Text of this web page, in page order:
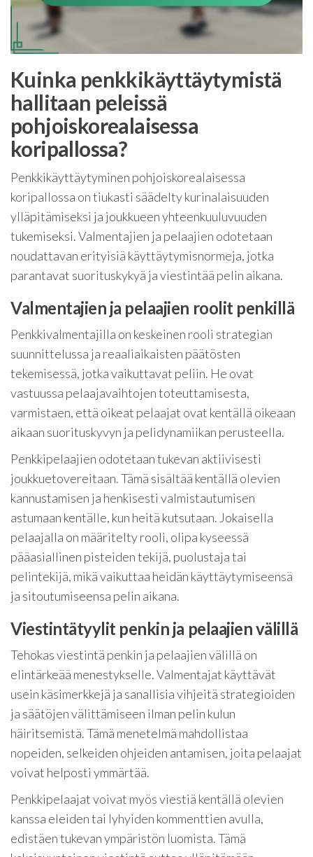
Kuinka penkkikäyttäytymistä
hallitaan peleissä
pohjoiskorealaisessa
koripallossa?
Penkkikäyttäytyminen pohjoiskorealaisessa
koripallossa on tiukasti säädelty kurinalaisuuden
ylläpitämiseksi ja joukkueen yhteenkuuluvuuden
tukemiseksi. Valmentajien ja pelaajien odotetaan
noudattavan erityisiä käyttäytymisnormeja, jotka
parantavat suorituskykyä ja viestintää pelin aikana.
Valmentajien ja pelaajien roolit penkillä
Penkkivalmentajilla on keskeinen rooli strategian
suunnittelussa ja reaaliaikaisten päätösten
tekemisessä, jotka vaikuttavat peliin. He ovat
vastuussa pelaajavaihtojen toteuttamisesta,
varmistaen, että oikeat pelaajat ovat kentällä oikeaan
aikaan suorituskyvyn ja pelidynamiikan perusteella.
Penkkipelaajien odotetaan tukevan aktiivisesti
joukkuetovereitaan. Tämä sisältää kentällä olevien
kannustamisen ja henkisesti valmistautumisen
astumaan kentälle, kun heitä kutsutaan. Jokaisella
pelaajalla on määritelty rooli, olipa kyseessä
pääasiallinen pisteiden tekijä, puolustaja tai
pelintekijä, mikä vaikuttaa heidän käyttäytymiseensä
ja sitoutumiseensa pelin aikana.
Viestintätyylit penkin ja pelaajien välillä
Tehokas viestintä penkin ja pelaajien välillä on
elintärkeää menestykselle. Valmentajat käyttävät
usein käsimerkkejä ja sanallisia vihjeitä strategioiden
ja säätöjen välittämiseen ilman pelin kulun
häiritsemistä. Tämä menetelmä mahdollistaa
nopeiden, selkeiden ohjeiden antamisen, joita pelaajat
voivat helposti ymmärtää.
Penkkipelaajat voivat myös viestiä kentällä olevien
kanssa eleiden tai lyhyiden kommenttien avulla,
edistäen tukevan ympäristön luomista. Tämä